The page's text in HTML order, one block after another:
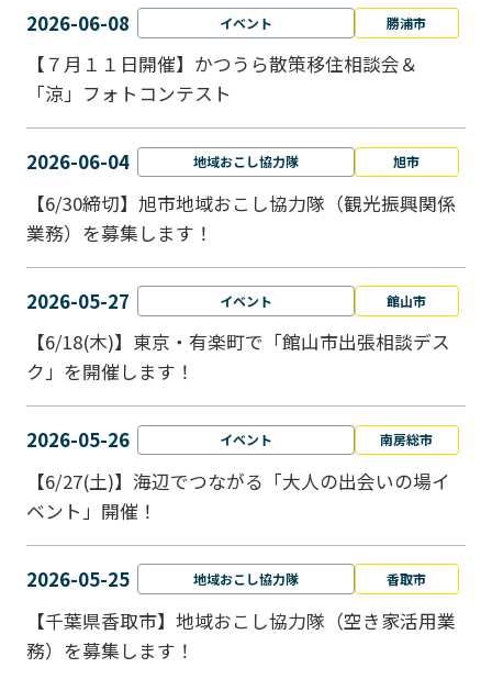
2026-06-08 イベント 勝浦市
【７月１１日開催】かつうら散策移住相談会＆
「涼」フォトコンテスト
2026-06-04 地域おこし協力隊 旭市
【6/30締切】旭市地域おこし協力隊（観光振興関係
業務）を募集します！
2026-05-27 イベント 館山市
【6/18(木)】東京・有楽町で「館山市出張相談デス
ク」を開催します！
2026-05-26 イベント 南房総市
【6/27(土)】海辺でつながる「大人の出会いの場イ
ベント」開催！
2026-05-25 地域おこし協力隊 香取市
【千葉県香取市】地域おこし協力隊（空き家活用業
務）を募集します！